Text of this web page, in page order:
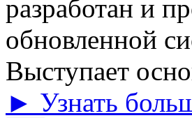
разработан и
обновленной
Выступает
► Узнать